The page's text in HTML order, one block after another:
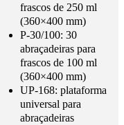
frascos de 250 ml
(360×400 mm)
P-30/100: 30
abraçadeiras para
frascos de 100 ml
(360×400 mm)
UP-168: plataforma
universal para
abraçadeiras